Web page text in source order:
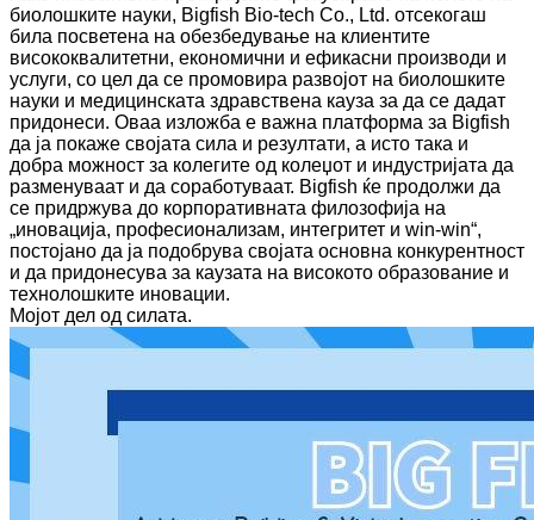
биолошките науки, Bigfish Bio-tech Co., Ltd. отсекогаш
била посветена на обезбедување на клиентите
висококвалитетни, економични и ефикасни производи и
услуги, со цел да се промовира развојот на биолошките
науки и медицинската здравствена кауза за да се дадат
придонеси. Оваа изложба е важна платформа за Bigfish
да ја покаже својата сила и резултати, а исто така и
добра можност за колегите од колеџот и индустријата да
разменуваат и да соработуваат. Bigfish ќе продолжи да
се придржува до корпоративната филозофија на
„иновација, професионализам, интегритет и win-win“,
постојано да ја подобрува својата основна конкурентност
и да придонесува за каузата на високото образование и
технолошките иновации.
Мојот дел од силата.